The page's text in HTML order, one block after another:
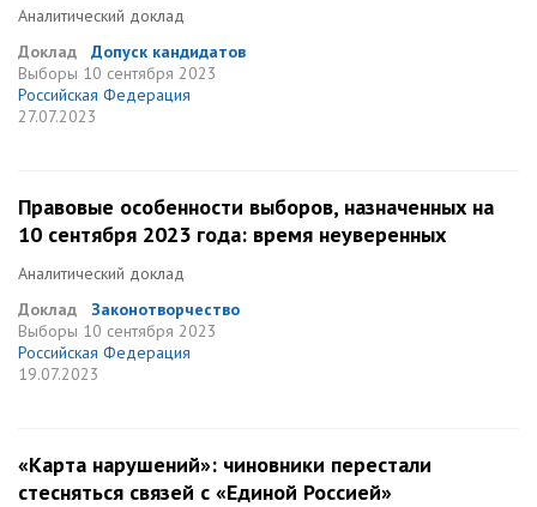
Аналитический доклад
Доклад
Допуск кандидатов
Выборы 10 сентября 2023
Российская Федерация
27.07.2023
Правовые особенности выборов, назначенных на
10 сентября 2023 года: время неуверенных
Аналитический доклад
Доклад
Законотворчество
Выборы 10 сентября 2023
Российская Федерация
19.07.2023
«Карта нарушений»: чиновники перестали
стесняться связей с «Единой Россией»